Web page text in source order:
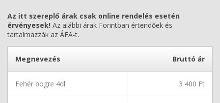
Az itt szereplő árak csak online rendelés esetén
érvényesek! Az alábbi árak Forintban értendőek és
tartalmazzák az ÁFA-t.
Megnevezés Bruttó ár
Fehér bögre 4dl 3 400 Ft